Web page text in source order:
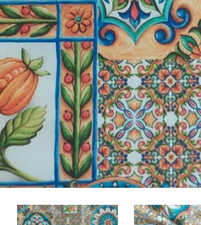
Piastrelle Maioliche Siciliane miniature
Panama Stampa